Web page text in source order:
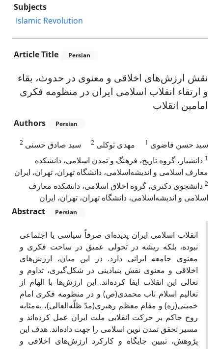
Subjects
Islamic Revolution
Article Title Persian
نقش ارزش‌های اخلاقی و معنوی در حدوث، بقاء
و ارتقاء انقلاب اسلامی ایران در منظومه فکری
امامین انقلاب
Authors Persian
سید حسن قاضوی 1 مهدی توکلی 2 سید صادق حسنی 2
1 دانشیار، گروه تاریخ، فرهنگ و تمدن اسلامی، دانشکده
معارف اسلامی و اندیشه‌اسلامی، دانشگاه تهران، تهران، ایران
2 دانشجوی دکتری، گروه اخلاق اسلامی، دانشکده معارف
اسلامی و اندیشه‌اسلامی، دانشگاه تهران، تهران، ایران
Abstract
Persian
انقلاب اسلامی ایران پدیده‌ای صرفاً سیاسی یا اجتماعی
نبوده، بلکه ریشه در تحولی عمیق در ساحت فکری و
معنوی جامعه ایرانی دارد. در این میان، ارزش‌های
اخلاقی و معنوی نقش بنیادینی در شکل‌گیری، تداوم و
تعالی این انقلاب ایفا کرده‌اند. این ارزش‌ها با الهام از
تعالیم اسلام ناب محمدی(ص) و در منظومه فکری امام
خمینی(ره) و مقام معظم رهبری(مدّ ظلّه‌العالی)، به‌مثابه
روح حاکم بر حرکت انقلابی ملت ایران عمل کرده‌اند و
مسیر تحقق تمدن نوین اسلامی را جهت داده‌اند. هدف این
پژوهش، تبیین جایگاه و کارکرد ارزش‌های اخلاقی و